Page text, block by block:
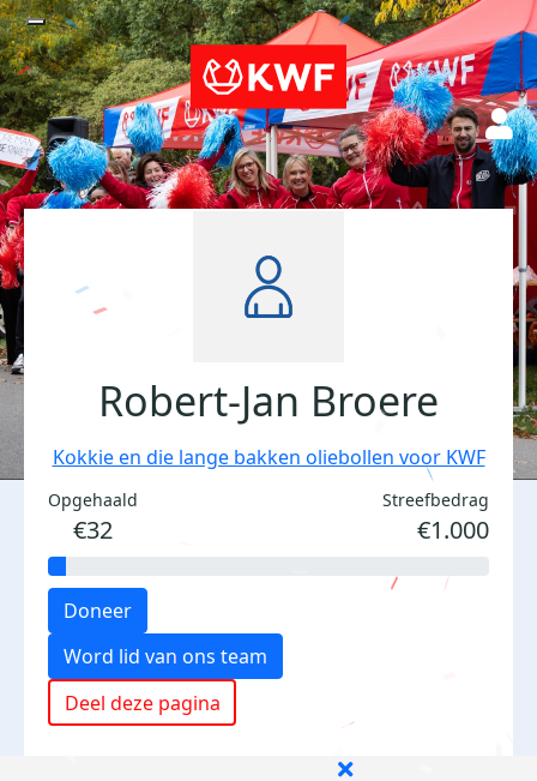
Robert-Jan Broere
Kokkie en die lange bakken oliebollen voor KWF
Opgehaald
€32
Streefbedrag
€1.000
Doneer
Word lid van ons team
Deel deze pagina